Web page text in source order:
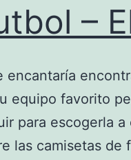
–
encantaría
equipo favorito
para escogerla
las camisetas de